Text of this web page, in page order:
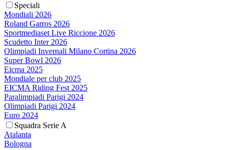
Speciali
Mondiali 2026
Roland Garros 2026
Sportmediaset Live Riccione 2026
Scudetto Inter 2026
Olimpiadi Invernali Milano Cortina 2026
Super Bowl 2026
Eicma 2025
Mondiale per club 2025
EICMA Riding Fest 2025
Paralimpiadi Parigi 2024
Olimpiadi Parigi 2024
Euro 2024
Squadra Serie A
Atalanta
Bologna